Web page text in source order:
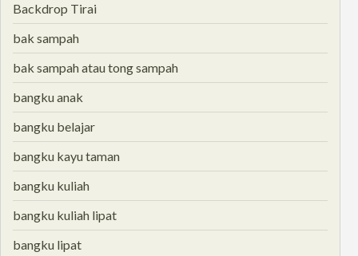
Backdrop Tirai
bak sampah
bak sampah atau tong sampah
bangku anak
bangku belajar
bangku kayu taman
bangku kuliah
bangku kuliah lipat
bangku lipat